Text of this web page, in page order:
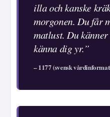
illa och kanske
morgonen. Du får
matlust. Du
känna dig yr.”
– 1177 (svensk